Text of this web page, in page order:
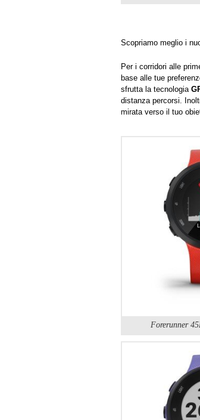
Scopriamo meglio i
Per i corridori alle
base alle tue
sfrutta la tecnologia
distanza percorsi.
mirata verso il tuo
Forerunner